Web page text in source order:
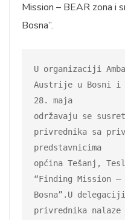
Mission – BEAR zona i
Bosna”.
U organizaciji
Austrije u Bosni i
28. maja
održavaju se
privrednika sa
predstavnicima
općina Tešanj,
“Finding Mission –
Bosna”.U
privrednika nalaze